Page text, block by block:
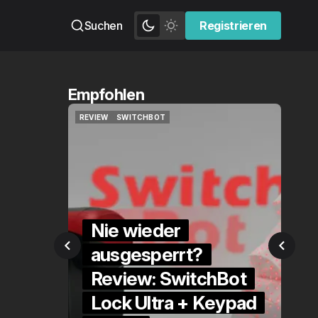
Suchen
Registrieren
Registrieren
Empfohlen
+ Keypad
QUICKCHECK
Die Alexa-
Alternative?
QuickCheck: Home